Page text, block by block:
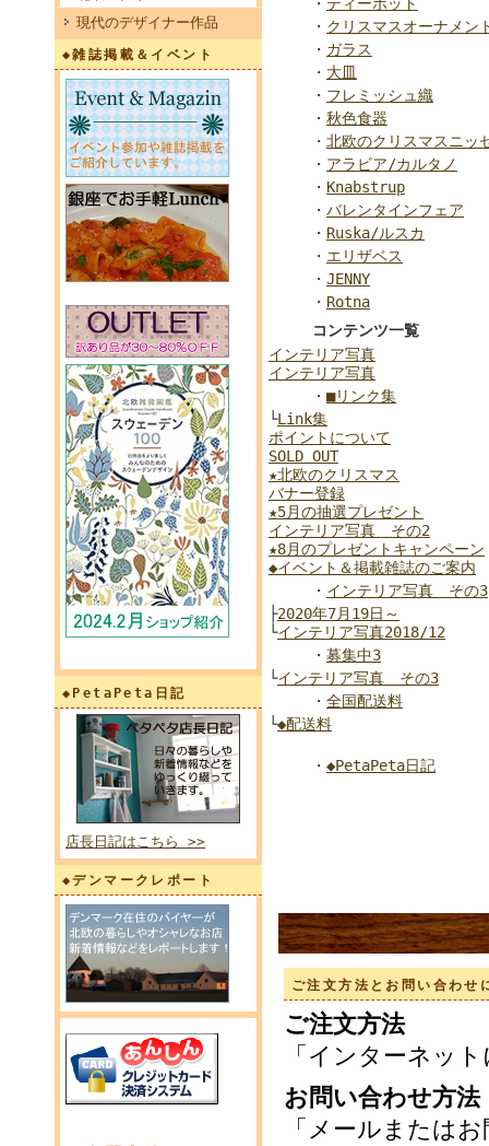
現代のデザイナー作品
◆雑誌掲載＆イベント
◆PetaPeta日記
店長日記はこちら >>
◆デンマークレポート
・ クリスマスオーナメン
・ ガラス
・ 大皿
・ フレミッシュ織
・ 秋色食器
・ 北欧のクリスマスニッ
・ アラビア/カルタノ
・ Knabstrup
・ バレンタインフェア
・ Ruska/ルスカ
・ エリザベス
・ JENNY
・ Rotna
コンテンツ一覧
インテリア写真
インテリア写真
・ ■リンク集
└Link集
ポイントについて
SOLD OUT
★北欧のクリスマス
バナー登録
★5月の抽選プレゼント
インテリア写真 その2
★8月のプレゼントキャンペーン
◆イベント＆掲載雑誌のご案内
・ インテリア写真 その3
├2020年7月19日～
└インテリア写真2018/12
・ 募集中3
└インテリア写真 その3
・ 全国配送料
└◆配送料
・ ◆PetaPeta日記
ご注文方法とお問い合わせ
ご注文方法
「インターネッ
お問い合わせ方法
「メールまたは